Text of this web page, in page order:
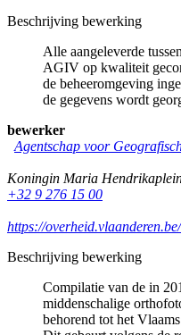
Beschrijving bewerking
Alle aangeleverde
AGIV op kwaliteit
de beheeromgeving
de gegevens wordt
bewerker
Agentschap voor
Koningin Maria
+32 9 276 15 00
https://
Beschrijving bewerking
Compilatie van de in
middenschalige
behorend tot het